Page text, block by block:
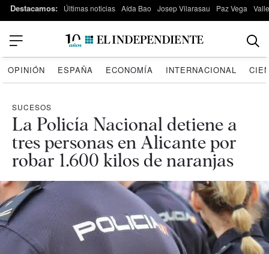
Destacamos: Últimas noticias Aída Bao Josep Vilarasau Paz Vega
OPINIÓN ESPAÑA ECONOMÍA INTERNACIONAL
SUCESOS
La Policía Nacional detiene a
tres personas en Alicante por
robar 1.600 kilos de naranjas